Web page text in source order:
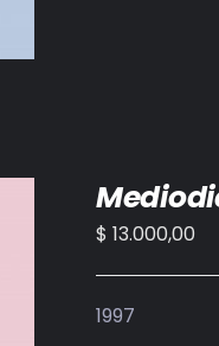
$ 13.000,00
1997